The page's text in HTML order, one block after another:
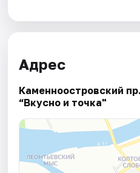
Адрес
Каменноостровский
“Вкусно и точка"